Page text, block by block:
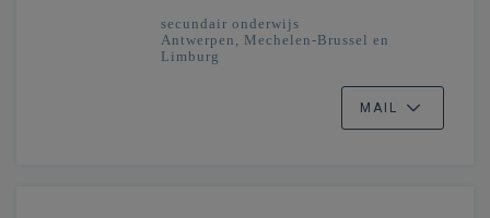
secundair onderwijs
Antwerpen, Mechelen-Brussel en
Limburg
MAIL